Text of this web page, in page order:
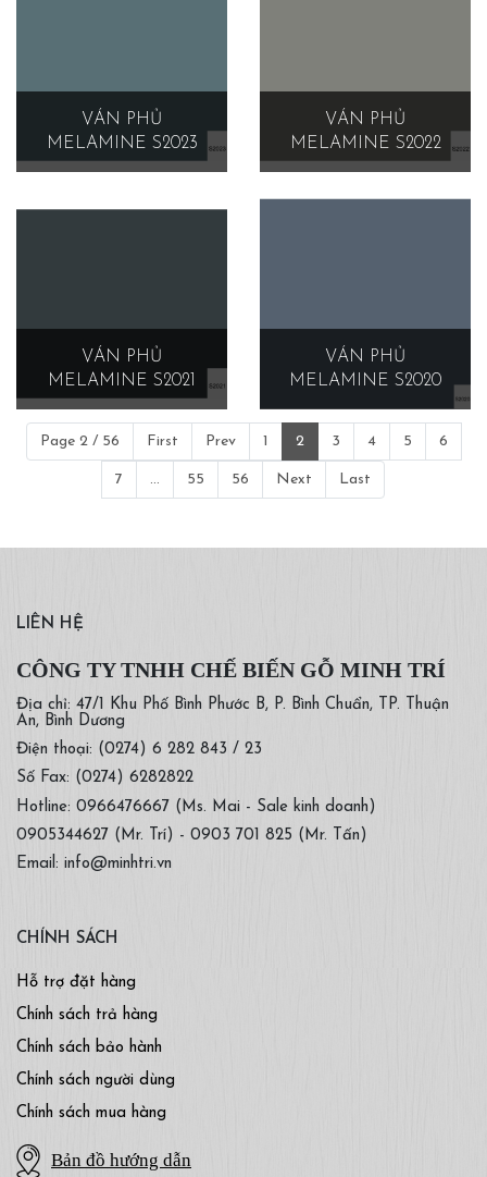
VÁN PHỦ
MELAMINE S2023
VÁN PHỦ
MELAMINE S2022
VÁN PHỦ
MELAMINE S2021
VÁN PHỦ
MELAMINE S2020
Page 2 / 56 First Prev 1 2 3 4 5 6
7 ... 55 56 Next Last
LIÊN HỆ
CÔNG TY TNHH CHẾ BIẾN GỖ MINH TRÍ
Địa chỉ: 47/1 Khu Phố Bình Phước B, P. Bình Chuẩn, TP. Thuận
An, Bình Dương
Điện thoại: (0274) 6 282 843 / 23
Số Fax: (0274) 6282822
Hotline: 0966476667 (Ms. Mai - Sale kinh doanh)
0905344627 (Mr. Trí) - 0903 701 825 (Mr. Tấn)
Email: info@minhtri.vn
CHÍNH SÁCH
Hỗ trợ đặt hàng
Chính sách trả hàng
Chính sách bảo hành
Chính sách người dùng
Chính sách mua hàng
Bản đồ hướng dẫn